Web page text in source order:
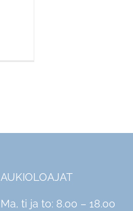
AUKIOLOAJAT
Ma, ti ja to: 8.00 – 18.00